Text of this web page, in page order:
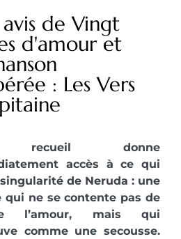
de Vingt
d'amour et
: Les Vers
recueil donne
accès à ce qui
de Neruda : une
qui ne se contente pas de
l’amour, mais qui
comme une secousse.